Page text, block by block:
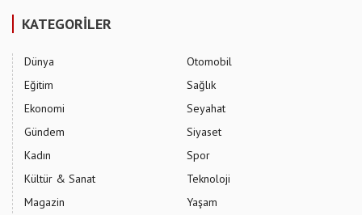
KATEGORİLER
Dünya
Eğitim
Ekonomi
Gündem
Kadın
Kültür & Sanat
Magazin
Otomobil
Sağlık
Seyahat
Siyaset
Spor
Teknoloji
Yaşam